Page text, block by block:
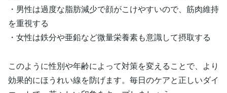
・男性は過度な脂肪減少で顔がこけやすいので、筋肉維持
を重視する
・女性は鉄分や亜鉛など微量栄養素も意識して摂取する
このように性別や年齢によって対策を変えることで、より
効果的にほうれい線を防げます。毎日のケアと正しいダイ